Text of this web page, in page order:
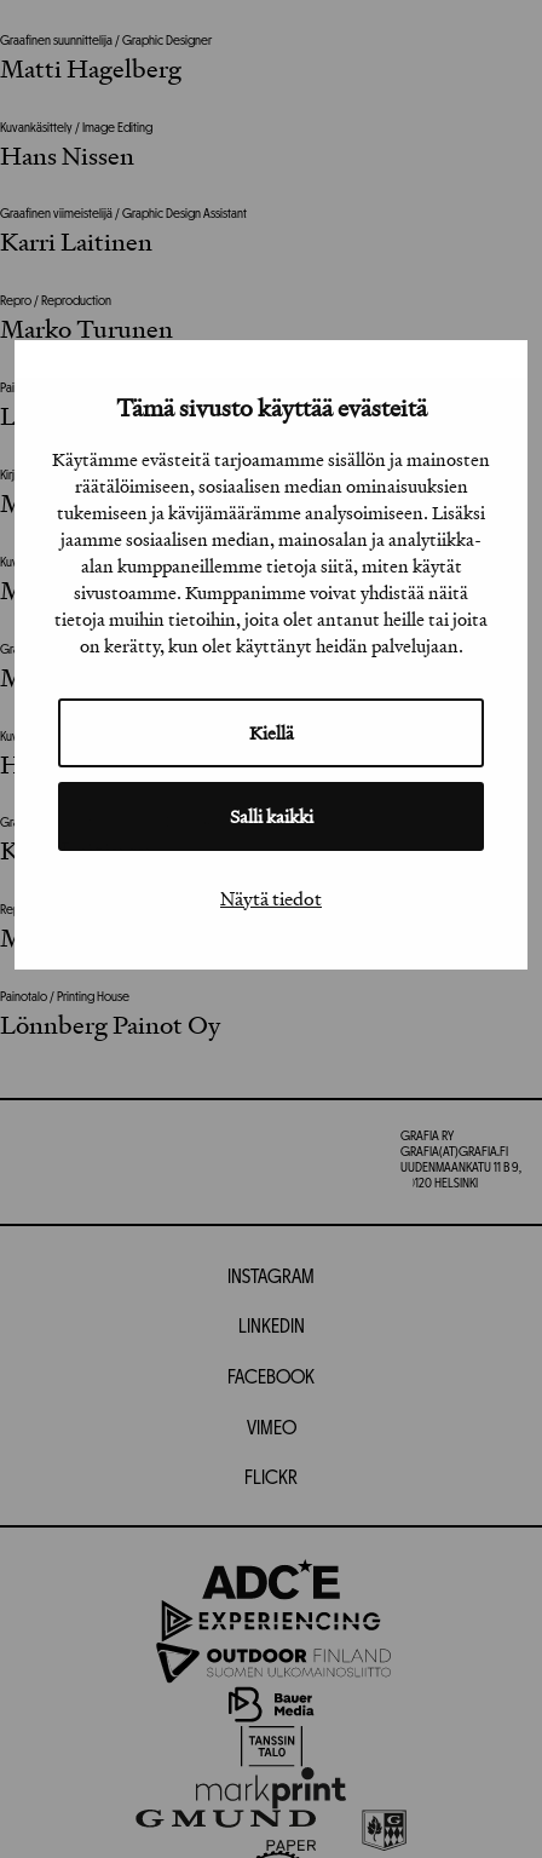
Tämä sivusto käyttää evästeitä
Käytämme evästeitä tarjoamamme sisällön ja mainosten
räätälöimiseen, sosiaalisen median ominaisuuksien
tukemiseen ja kävijämäärämme analysoimiseen. Lisäksi
jaamme sosiaalisen median, mainosalan ja analytiikka-
alan kumppaneillemme tietoja siitä, miten käytät
sivustoamme. Kumppanimme voivat yhdistää näitä
tietoja muihin tietoihin, joita olet antanut heille tai joita
on kerätty, kun olet käyttänyt heidän palvelujaan.
Kiellä
Salli kaikki
Näytä tiedot
Graafinen suunnittelija / Graphic Designer
Matti Hagelberg
Kuvankäsittely / Image Editing
Hans Nissen
Graafinen viimeistelijä / Graphic Design Assistant
Karri Laitinen
Repro / Reproduction
Marko Turunen
Painotalo / Printing House
Lönnberg Painot Oy
Kirjoittaja / Writer
Matti Hagelberg
Kuvittaja / Illustrator
Matti Hagelberg
Graafinen suunnittelija / Graphic Designer
Matti Hagelberg
Kuvankäsittely / Image Editing
Hans Nissen
Graafinen viimeistelijä / Graphic Design Assistant
Karri Laitinen
Repro / Reproduction
Marko Turunen
Painotalo / Printing House
Lönnberg Painot Oy
GRAFIA RY
GRAFIA(AT)GRAFIA.FI
UUDENMAANKATU 11 B 9,
00120 HELSINKI
INSTAGRAM
LINKEDIN
FACEBOOK
VIMEO
FLICKR